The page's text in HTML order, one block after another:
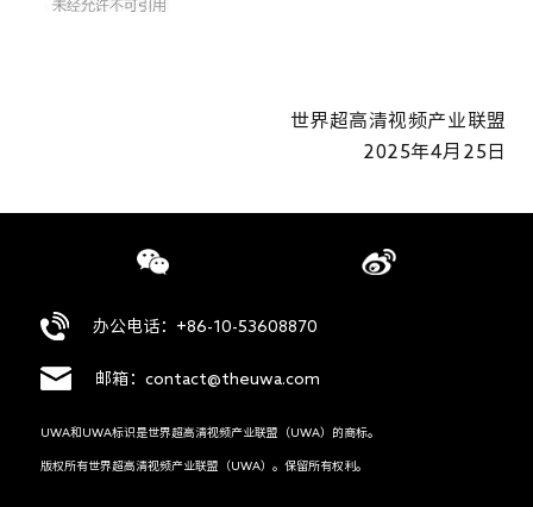
世界超高清视频产业联盟
2025年4月25日
办公电话：+86-10-53608870
邮箱：contact@theuwa.com
UWA和UWA标识是世界超高清视频产业联盟（UWA）的商标。
版权所有世界超高清视频产业联盟（UWA）。保留所有权利。